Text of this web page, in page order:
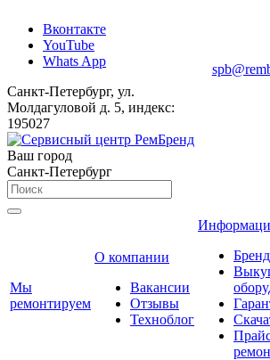
Вконтакте
YouTube
Whats App
Санкт-Петербург, ул.
Молдагуловой д. 5, индекс:
195027
Ваш город
Санкт-Петербург
Мы
ремонтируем
О компании
Вакансии
Отзывы
Техноблог